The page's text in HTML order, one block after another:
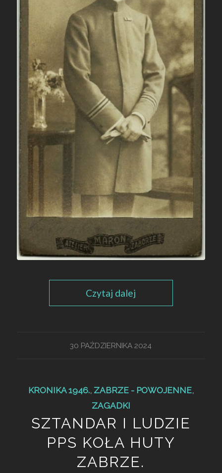
Czytaj dalej
30 PAŹDZIERNIKA 2024
KRONIKA 1946., ZABRZE - POWOJENNE,
ZAGADKI
SZTANDAR I LUDZIE
PPS KOŁA HUTY
ZABRZE.